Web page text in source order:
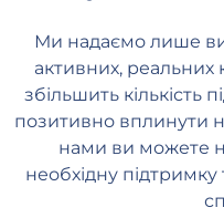
Ми надаємо лише
активних, реальних
збільшить кількість
позитивно вплинути
нами ви можете
необхідну